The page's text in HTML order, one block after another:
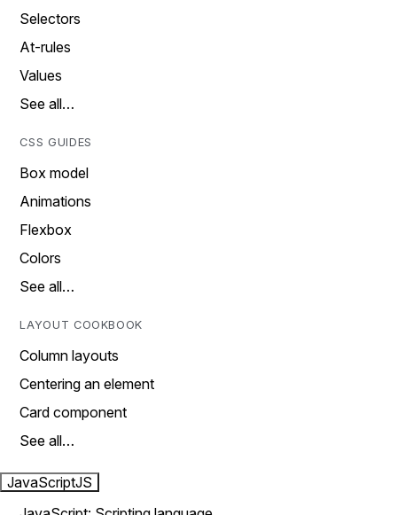
Selectors
At-rules
Values
See all…
CSS GUIDES
Box model
Animations
Flexbox
Colors
See all…
LAYOUT COOKBOOK
Column layouts
Centering an element
Card component
See all…
JavaScriptJS